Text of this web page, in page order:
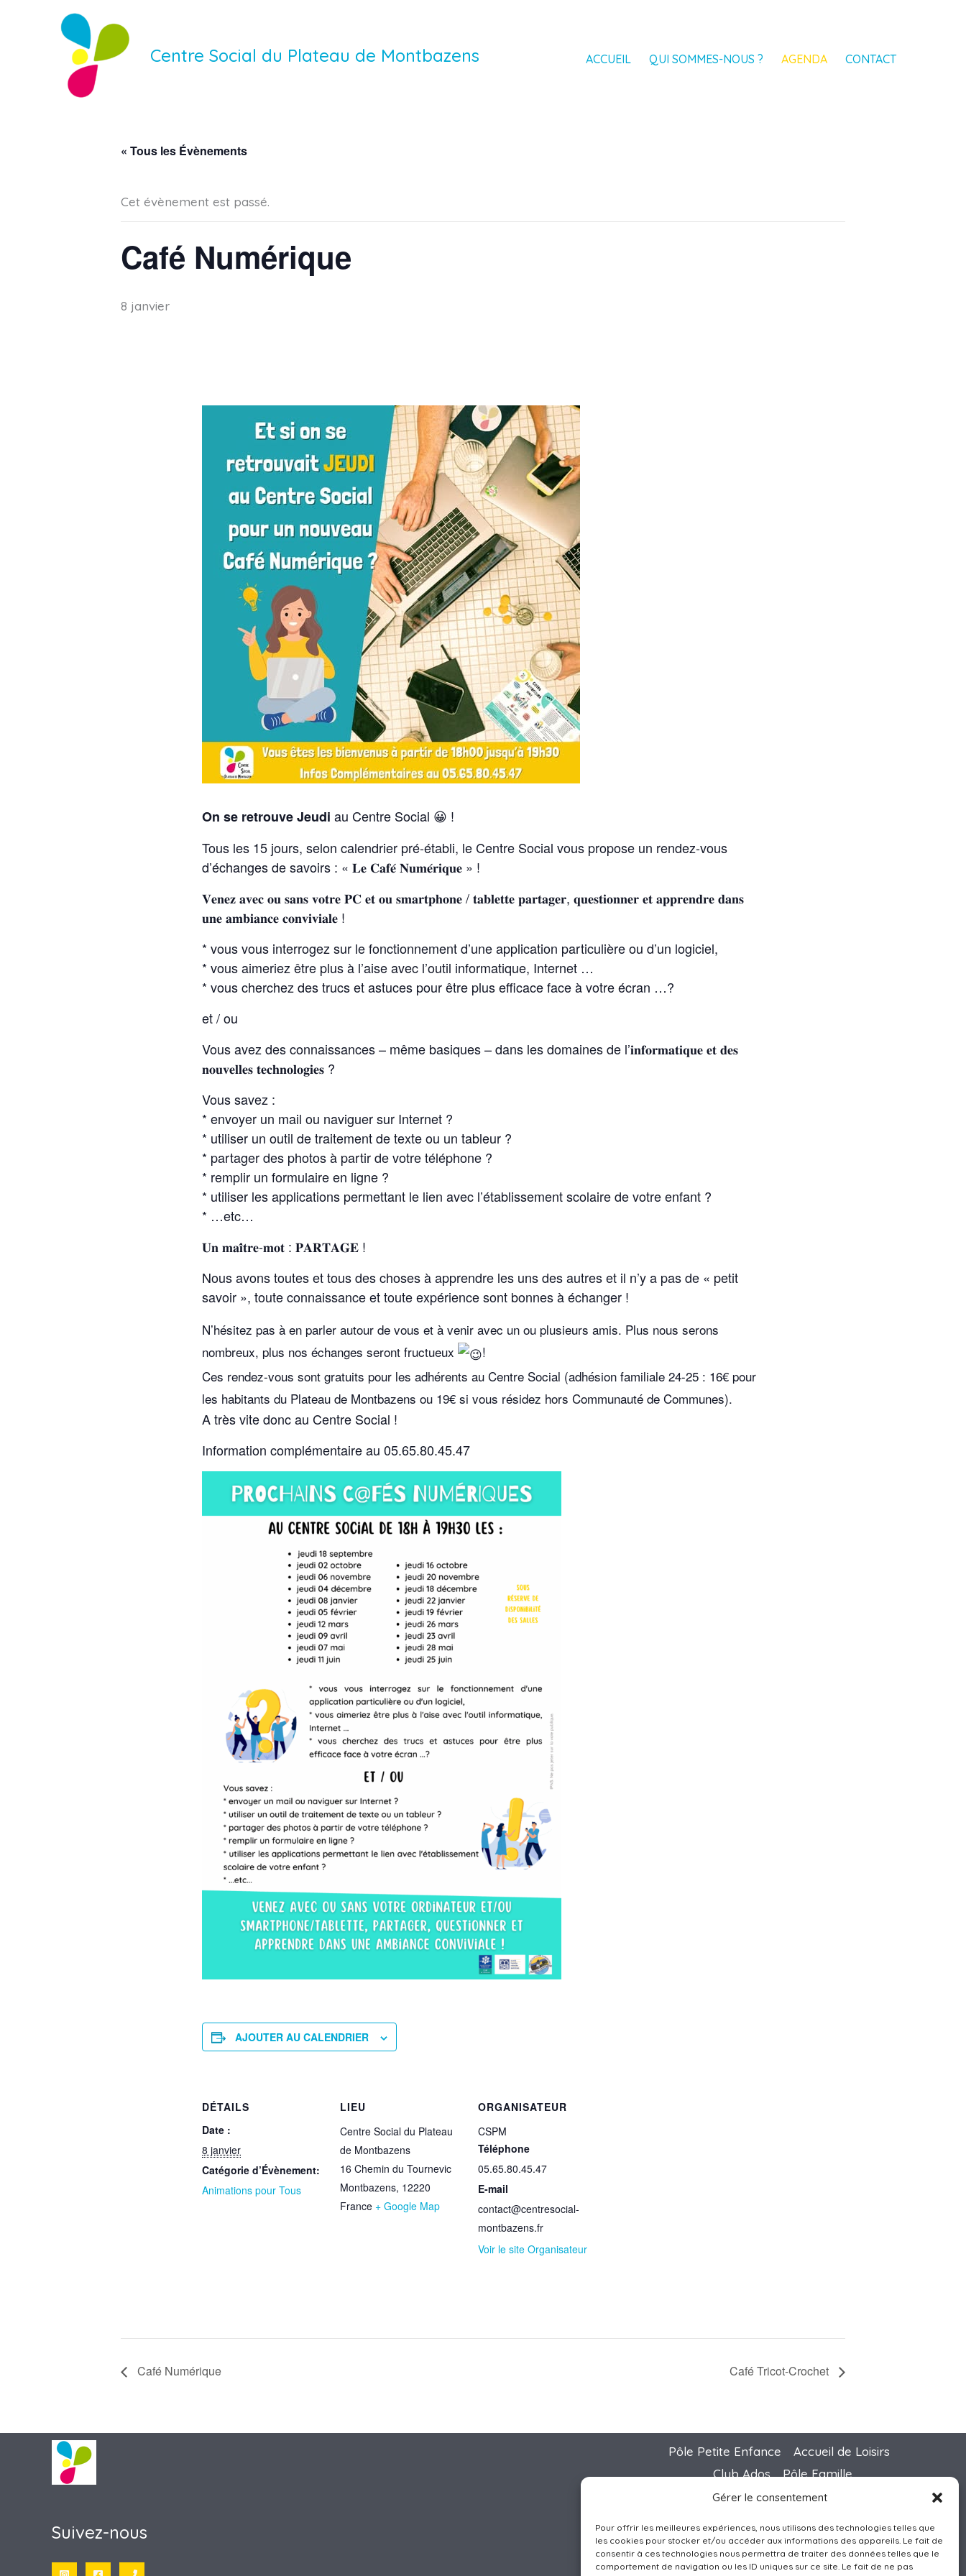
Gérer le consentement
Pour offrir les meilleures expériences, nous utilisons des technologies telles que
les cookies pour stocker et/ou accéder aux informations des appareils. Le fait de
consentir à ces technologies nous permettra de traiter des données telles que le
comportement de navigation ou les ID uniques sur ce site. Le fait de ne pas
Centre Social du Plateau de Montbazens ACCUEIL QUI SOMMES-NOUS ? AGENDA CONTACT
« Tous les Évènements
Cet évènement est passé.
Café Numérique
8 janvier
On se retrouve Jeudi au Centre Social 😀 !
Tous les 15 jours, selon calendrier pré-établi, le Centre Social vous propose un rendez-vous
d’échanges de savoirs : « 𝐋𝐞 𝐂𝐚𝐟𝐞́ 𝐍𝐮𝐦𝐞́𝐫𝐢𝐪𝐮𝐞 » !
𝐕𝐞𝐧𝐞𝐳 𝐚𝐯𝐞𝐜 𝐨𝐮 𝐬𝐚𝐧𝐬 𝐯𝐨𝐭𝐫𝐞 𝐏𝐂 𝐞𝐭 𝐨𝐮 𝐬𝐦𝐚𝐫𝐭𝐩𝐡𝐨𝐧𝐞 / 𝐭𝐚𝐛𝐥𝐞𝐭𝐭𝐞 𝐩𝐚𝐫𝐭𝐚𝐠𝐞𝐫, 𝐪𝐮𝐞𝐬𝐭𝐢𝐨𝐧𝐧𝐞𝐫 𝐞𝐭 𝐚𝐩𝐩𝐫𝐞𝐧𝐝𝐫𝐞 𝐝𝐚𝐧𝐬
𝐮𝐧𝐞 𝐚𝐦𝐛𝐢𝐚𝐧𝐜𝐞 𝐜𝐨𝐧𝐯𝐢𝐯𝐢𝐚𝐥𝐞 !
* vous vous interrogez sur le fonctionnement d’une application particulière ou d’un logiciel,
* vous aimeriez être plus à l’aise avec l’outil informatique, Internet …
* vous cherchez des trucs et astuces pour être plus efficace face à votre écran …?
et / ou
Vous avez des connaissances – même basiques – dans les domaines de l’𝐢𝐧𝐟𝐨𝐫𝐦𝐚𝐭𝐢𝐪𝐮𝐞 𝐞𝐭 𝐝𝐞𝐬
𝐧𝐨𝐮𝐯𝐞𝐥𝐥𝐞𝐬 𝐭𝐞𝐜𝐡𝐧𝐨𝐥𝐨𝐠𝐢𝐞𝐬 ?
Vous savez :
* envoyer un mail ou naviguer sur Internet ?
* utiliser un outil de traitement de texte ou un tableur ?
* partager des photos à partir de votre téléphone ?
* remplir un formulaire en ligne ?
* utiliser les applications permettant le lien avec l’établissement scolaire de votre enfant ?
* …etc…
𝐔𝐧 𝐦𝐚𝐢̂𝐭𝐫𝐞-𝐦𝐨𝐭 : 𝐏𝐀𝐑𝐓𝐀𝐆𝐄 !
Nous avons toutes et tous des choses à apprendre les uns des autres et il n’y a pas de « petit
savoir », toute connaissance et toute expérience sont bonnes à échanger !
N’hésitez pas à en parler autour de vous et à venir avec un ou plusieurs amis. Plus nous serons
nombreux, plus nos échanges seront fructueux
!
Ces rendez-vous sont gratuits pour les adhérents au Centre Social (adhésion familiale 24-25 : 16€ pour
les habitants du Plateau de Montbazens ou 19€ si vous résidez hors Communauté de Communes).
A très vite donc au Centre Social !
Information complémentaire au 05.65.80.45.47
AJOUTER AU CALENDRIER
DÉTAILS
Date :
8 janvier
Catégorie d’Évènement:
Animations pour Tous
LIEU
Centre Social du Plateau
de Montbazens
16 Chemin du Tournevic
Montbazens, 12220
France + Google Map
ORGANISATEUR
CSPM
Téléphone
05.65.80.45.47
E-mail
contact@centresocial-
montbazens.fr
Voir le site Organisateur
Café Numérique Café Tricot-Crochet
Suivez-nous
Pôle Petite Enfance
Accueil de Loisirs
Club Ados
Pôle Famille
Point Info Séniors
Activités Enfants-Ados